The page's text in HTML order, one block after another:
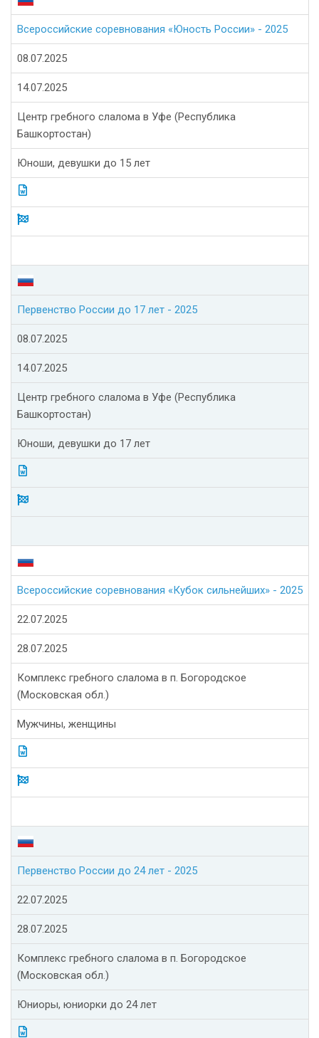
Всероссийские соревнования «Юность России» - 2025
08.07.2025
14.07.2025
Центр гребного слалома в Уфе (Республика
Башкортостан)
Юноши, девушки до 15 лет
Первенство России до 17 лет - 2025
08.07.2025
14.07.2025
Центр гребного слалома в Уфе (Республика
Башкортостан)
Юноши, девушки до 17 лет
Всероссийские соревнования «Кубок сильнейших» - 2025
22.07.2025
28.07.2025
Комплекс гребного слалома в п. Богородское
(Московская обл.)
Мужчины, женщины
Первенство России до 24 лет - 2025
22.07.2025
28.07.2025
Комплекс гребного слалома в п. Богородское
(Московская обл.)
Юниоры, юниорки до 24 лет